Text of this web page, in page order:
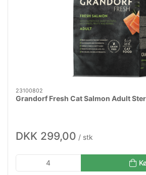
23100802
Grandorf Fresh Cat Salmon Adult
DKK 299,00 / stk